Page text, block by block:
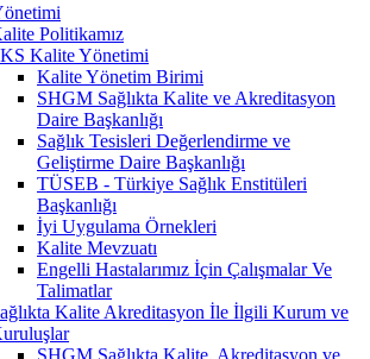
Politikamız
Kalite Yönetimi
Kalite Yönetim Birimi
SHGM Sağlıkta Kalite ve Akreditasyon
Daire Başkanlığı
Sağlık Tesisleri Değerlendirme ve
Geliştirme Daire Başkanlığı
TÜSEB - Türkiye Sağlık Enstitüleri
Başkanlığı
İyi Uygulama Örnekleri
Kalite Mevzuatı
Engelli Hastalarımız İçin Çalışmalar Ve
Talimatlar
Kalite Akreditasyon İle İlgili Kurum ve
SHGM Sağlıkta Kalite, Akreditasyon ve